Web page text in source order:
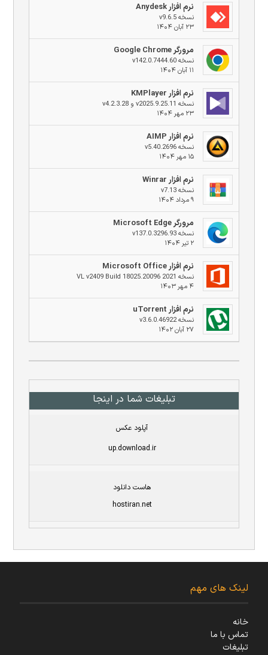
نرم افزار Anydesk
نسخه v9.6.5
۲۳ آبان ۱۴۰۴
مرورگر Google Chrome
نسخه v142.0.7444.60
۱۱ آبان ۱۴۰۴
نرم افزار KMPlayer
نسخه v2025.9.25.11 و v4.2.3.28
۲۳ مهر ۱۴۰۴
نرم افزار AIMP
نسخه v5.40.2696
۱۵ مهر ۱۴۰۴
نرم افزار Winrar
نسخه v7.13
۹ مرداد ۱۴۰۴
مرورگر Microsoft Edge
نسخه v137.0.3296.93
۲ تیر ۱۴۰۴
نرم افزار Microsoft Office
نسخه 2021 VL v2409 Build 18025.20096
۴ مهر ۱۴۰۳
نرم افزار uTorrent
نسخه v3.6.0.46922
۲۷ آبان ۱۴۰۲
تبلیغات شما در اینجا
آپلود عکس
up.download.ir
هاست دانلود
hostiran.net
لینک های مهم
خانه
تماس با ما
تبلیغات